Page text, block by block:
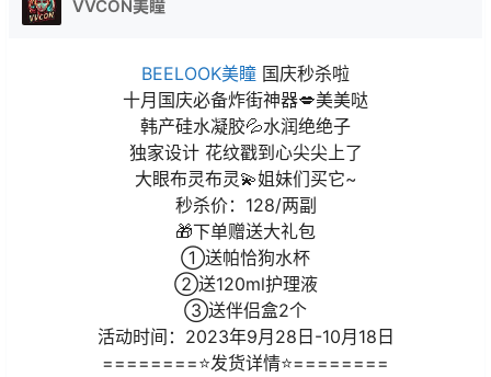
VVCON美瞳
BEELOOK美瞳 国庆秒杀啦
十月国庆必备炸街神器💋美美哒
韩产硅水凝胶💦水润绝绝子
独家设计 花纹戳到心尖尖上了
大眼布灵布灵💫姐妹们买它~
秒杀价：128/两副
🎁下单赠送大礼包
①送帕恰狗水杯
②送120ml护理液
③送伴侣盒2个
活动时间：2023年9月28日-10月18日
========⭐发货详情⭐========